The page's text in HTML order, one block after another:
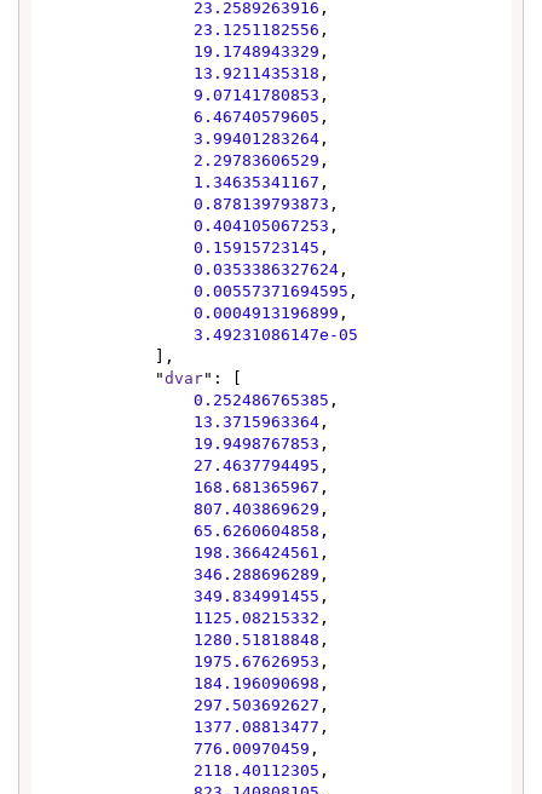
23.2589263916 ,
23.1251182556 ,
19.1748943329 ,
13.9211435318 ,
9.07141780853 ,
6.46740579605 ,
3.99401283264 ,
2.29783606529 ,
1.34635341167 ,
0.878139793873 ,
0.404105067253 ,
0.15915723145 ,
0.0353386327624 ,
0.00557371694595 ,
0.0004913196899 ,
3.49231086147e-05
            "
dvar": [
0.252486765385 ,
13.3715963364 ,
19.9498767853 ,
27.4637794495 ,
168.681365967 ,
807.403869629 ,
65.6260604858 ,
198.366424561 ,
346.288696289 ,
349.834991455 ,
1125.08215332 ,
1280.51818848 ,
1975.67626953 ,
184.196090698 ,
297.503692627 ,
1377.08813477 ,
776.00970459 ,
2118.40112305 ,